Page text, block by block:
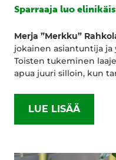
Sparraaja luo
Merja ”Merkku”
jokainen asiantuntija ja
Toisten tukeminen
apua juuri silloin, kun
LUE LISÄÄ